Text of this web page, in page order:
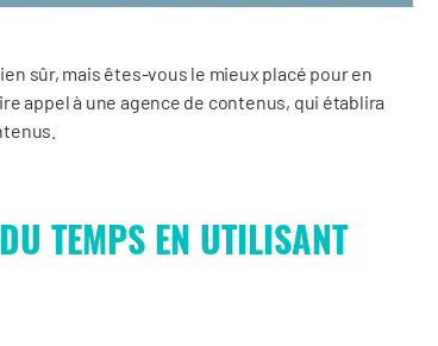
sûr, mais êtes-vous le mieux placé pour en
appel à une agence de contenus, qui établira
TEMPS EN UTILISANT